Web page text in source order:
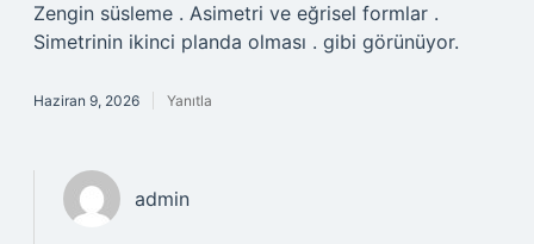
Zengin süsleme . Asimetri ve eğrisel formlar .
Simetrinin ikinci planda olması . gibi görünüyor.
Haziran 9, 2026 Yanıtla
admin